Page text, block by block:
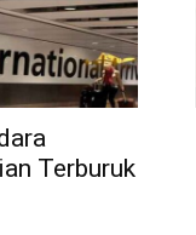
Terburuk